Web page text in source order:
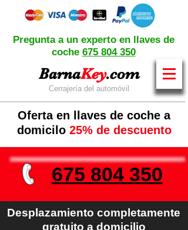
BarnaKey.com
Cerrajería del automóvil
Oferta en llaves de coche a
domicilo 25% de descuento
675 804 350
Desplazamiento completamente
gratuito a domicilio
Pregunta a un experto en llaves de
coche 675 804 350